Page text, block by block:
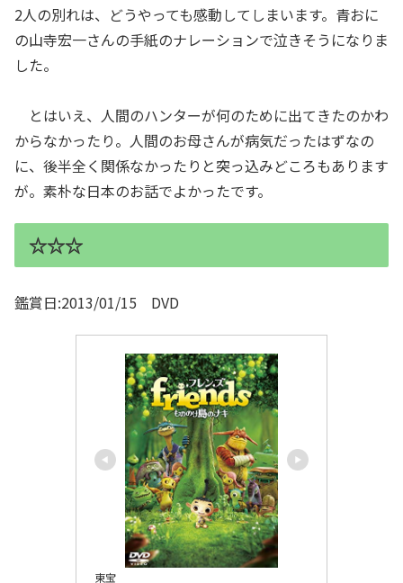
2人の別れは、どうやっても感動してしまいます。青おに
の山寺宏一さんの手紙のナレーションで泣きそうになりま
した。
とはいえ、人間のハンターが何のために出てきたのかわ
からなかったり。人間のお母さんが病気だったはずなの
に、後半全く関係なかったりと突っ込みどころもあります
が。素朴な日本のお話でよかったです。
☆☆☆
鑑賞日:2013/01/15 DVD
東宝